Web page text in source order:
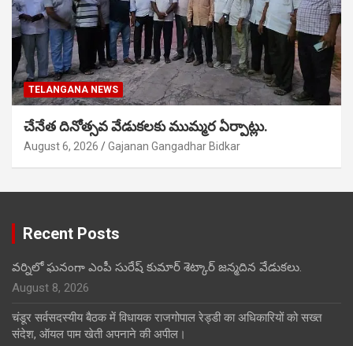
TELANGANA NEWS
చేనేత దినోత్సవ వేడుకలకు ముమ్మర ఏర్పాట్లు.
August 6, 2026 Gajanan Gangadhar Bidkar
Recent Posts
వర్నిలో ఘనంగా ఎంపీ సురేష్ కుమార్ శెట్కార్ జన్మదిన వేడుకలు.
August 8, 2026
चंडूर सर्वसदस्यीय बैठक में विधायक राजगोपाल रेड्डी का अधिकारियों को सख्त
संदेश, ऑयल पाम खेती अपनाने की अपील।